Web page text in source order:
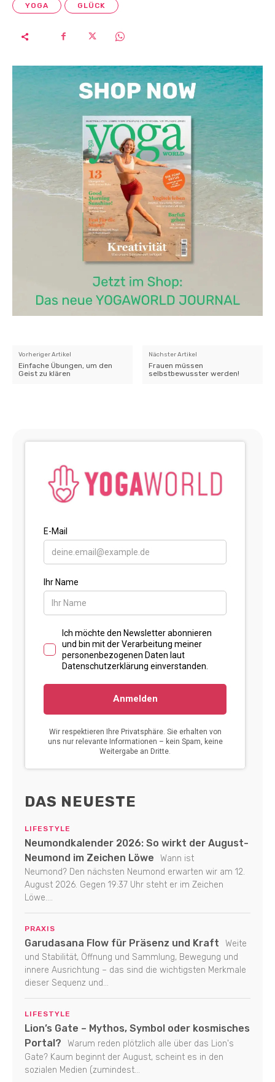
YOGA GLÜCK
Vorheriger Artikel
Einfache Übungen, um den
Geist zu klären
Nächster Artikel
Frauen müssen
selbstbewusster werden!
DAS NEUESTE
LIFESTYLE
Neumondkalender 2026: So wirkt der August-
Neumond im Zeichen Löwe
Wann ist
Neumond? Den nächsten Neumond erwarten wir am 12.
August 2026. Gegen 19:37 Uhr steht er im Zeichen
Löwe....
PRAXIS
Garudasana Flow für Präsenz und Kraft
Weite
und Stabilität, Öffnung und Sammlung, Bewegung und
innere Ausrichtung – das sind die wichtigsten Merkmale
dieser Sequenz und...
LIFESTYLE
Lion’s Gate – Mythos, Symbol oder kosmisches
Portal?
Warum reden plötzlich alle über das Lion's
Gate? Kaum beginnt der August, scheint es in den
sozialen Medien (zumindest...